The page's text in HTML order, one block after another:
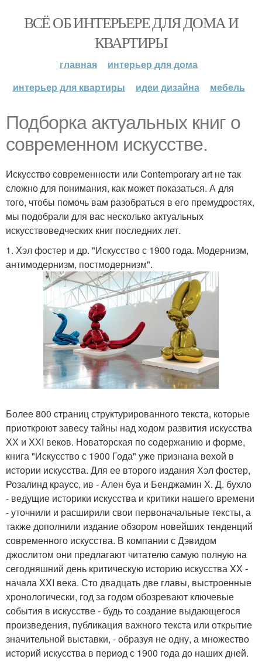
ВСЁ ОБ ИНТЕРЬЕРЕ ДЛЯ ДОМА И
КВАРТИРЫ
главная
интерьер для дома
интерьер для квартиры
идеи дизайна мебель
Подборка актуальных книг о
современном искусстве.
Искусство современности или Contemporary art не так
сложно для понимания, как может показаться. А для
того, чтобы помочь вам разобраться в его премудростях,
мы подобрали для вас несколько актуальных
искусствоведческих книг последних лет.
1. Хэл фостер и др. "Искусство с 1900 года. Модернизм,
антимодернизм, постмодернизм".
Более 800 страниц структурированного текста, которые
приоткроют завесу тайны над ходом развития искусства
ХХ и ХХI веков. Новаторская по содержанию и форме,
книга "Искусство с 1900 Года" уже признана вехой в
истории искусства. Для ее второго издания Хэл фостер,
Розалинд краусс, ив - Ален буа и Бенджамин Х. Д. бухло
- ведущие историки искусства и критики нашего времени
- уточнили и расширили свои первоначальные тексты, а
также дополнили издание обзором новейших тенденций
современного искусства. В компании с Дэвидом
джослитом они предлагают читателю самую полную на
сегодняшний день критическую историю искусства XX -
начала XXI века. Сто двадцать две главы, выстроенные
хронологически, год за годом обозревают ключевые
события в искусстве - будь то создание выдающегося
произведения, публикация важного текста или открытие
значительной выставки, - образуя не одну, а множество
историй искусства в период с 1900 года до наших дней.